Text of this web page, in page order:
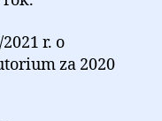
r. o
za 2020